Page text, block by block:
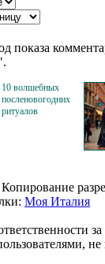
показа
10 волшебных
посленовогодних
ритуалов
Моя Италия
не